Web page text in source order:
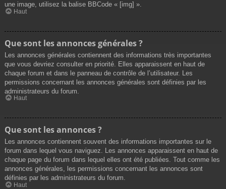
une image, utilisez la balise BBCode « [img] ».
Haut
Que sont les annonces générales ?
Les annonces générales contiennent des informations très importantes
que vous devriez consulter en priorité. Elles apparaissent en haut de
chaque forum et dans le panneau de contrôle de l’utilisateur. Les
permissions concernant les annonces générales sont définies par les
administrateurs du forum.
Haut
Que sont les annonces ?
Les annonces contiennent souvent des informations importantes sur le
forum dans lequel vous naviguez. Les annonces apparaissent en haut de
chaque page du forum dans lequel elles ont été publiées. Tout comme les
annonces générales, les permissions concernant les annonces sont
définies par les administrateurs du forum.
Haut